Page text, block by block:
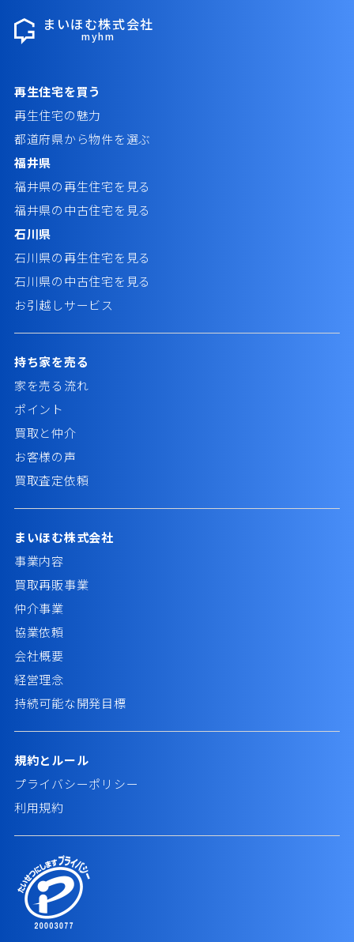
まいほむ株式会社
myhm
再生住宅を買う
再生住宅の魅力
都道府県から物件を選ぶ
福井県
福井県の再生住宅を見る
福井県の中古住宅を見る
石川県
石川県の再生住宅を見る
石川県の中古住宅を見る
お引越しサービス
持ち家を売る
家を売る流れ
ポイント
買取と仲介
お客様の声
買取査定依頼
まいほむ株式会社
事業内容
買取再販事業
仲介事業
協業依頼
会社概要
経営理念
持続可能な開発目標
規約とルール
プライバシーポリシー
利用規約